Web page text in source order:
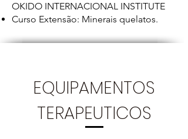
OKIDO INTERNACIONAL INSTITUTE
Curso Extensão: Minerais quelatos.
EQUIPAMENTOS
TERAPEUTICOS